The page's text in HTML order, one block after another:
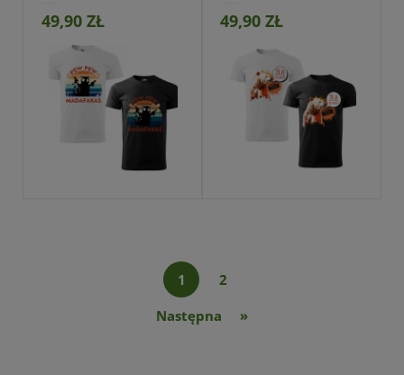
49,90 ZŁ 49,90 ZŁ
Przejdź do produktu
1
2
»